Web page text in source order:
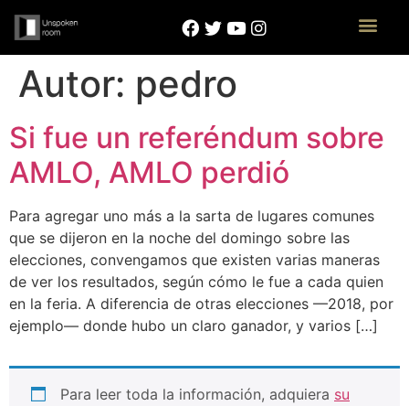
Autor: pedro
Si fue un referéndum sobre
AMLO, AMLO perdió
Para agregar uno más a la sarta de lugares comunes
que se dijeron en la noche del domingo sobre las
elecciones, convengamos que existen varias maneras
de ver los resultados, según cómo le fue a cada quien
en la feria. A diferencia de otras elecciones —2018, por
ejemplo— donde hubo un claro ganador, y varios […]
Para leer toda la información, adquiera su